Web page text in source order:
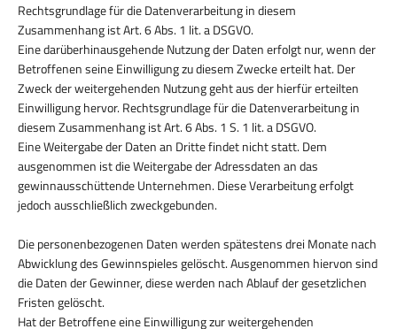
Rechtsgrundlage für die Datenverarbeitung in diesem
Zusammenhang ist Art. 6 Abs. 1 lit. a DSGVO.
Eine darüberhinausgehende Nutzung der Daten erfolgt nur, wenn der
Betroffenen seine Einwilligung zu diesem Zwecke erteilt hat. Der
Zweck der weitergehenden Nutzung geht aus der hierfür erteilten
Einwilligung hervor. Rechtsgrundlage für die Datenverarbeitung in
diesem Zusammenhang ist Art. 6 Abs. 1 S. 1 lit. a DSGVO.
Eine Weitergabe der Daten an Dritte findet nicht statt. Dem
ausgenommen ist die Weitergabe der Adressdaten an das
gewinnausschüttende Unternehmen. Diese Verarbeitung erfolgt
jedoch ausschließlich zweckgebunden.
Die personenbezogenen Daten werden spätestens drei Monate nach
Abwicklung des Gewinnspieles gelöscht. Ausgenommen hiervon sind
die Daten der Gewinner, diese werden nach Ablauf der gesetzlichen
Fristen gelöscht.
Hat der Betroffene eine Einwilligung zur weitergehenden